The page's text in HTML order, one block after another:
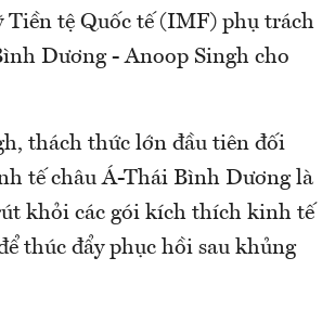
Tiền tệ Quốc tế (IMF) phụ trách
Dương - Anoop Singh cho
thách thức lớn đầu tiên đối
tế châu Á-Thái Bình Dương là
khỏi các gói kích thích kinh tế
thúc đẩy phục hồi sau khủng